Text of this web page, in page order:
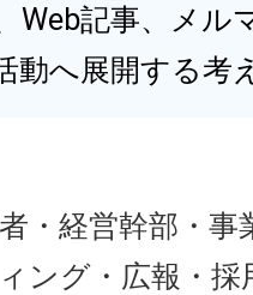
Web記事、メル
動へ展開する考
・経営幹部・事
ング・広報・採